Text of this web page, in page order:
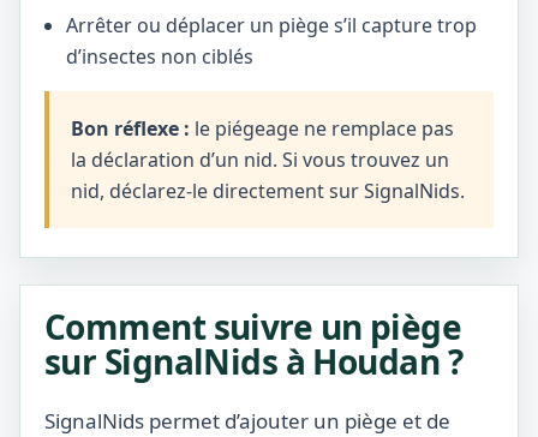
Arrêter ou déplacer un piège s’il capture trop
d’insectes non ciblés
Bon réflexe : le piégeage ne remplace pas
la déclaration d’un nid. Si vous trouvez un
nid, déclarez-le directement sur SignalNids.
Comment suivre un piège
sur SignalNids à Houdan ?
SignalNids permet d’ajouter un piège et de